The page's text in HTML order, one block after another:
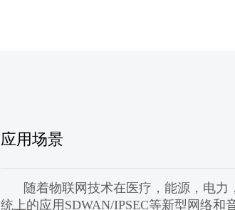
应用场景
随着物联网技术在医疗，能源，电力
统上的应用SDWAN/IPSEC等新型网络和